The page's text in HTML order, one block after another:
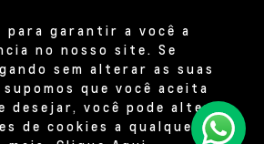
para garantir a você a
no nosso site. Se
sem alterar as suas
que você aceita
desejar, você pode alterar
de cookies a qualquer